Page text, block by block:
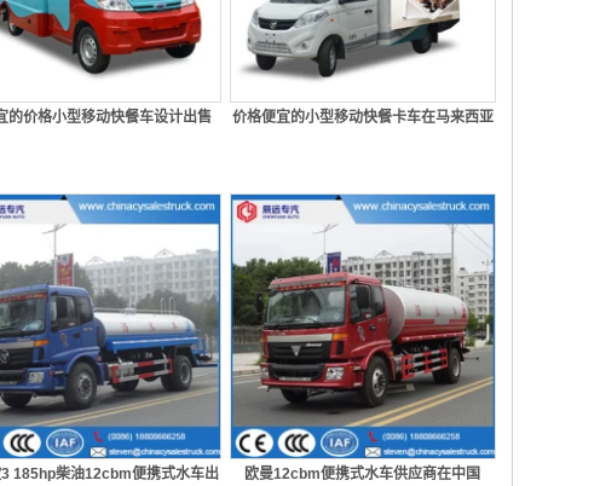
的价格小型移动快餐车设计出售 价格便宜的小型移动快餐卡车在马来西亚
3 185hp柴油12cbm便携式水车出
欧曼12cbm便携式水车供应商在中国